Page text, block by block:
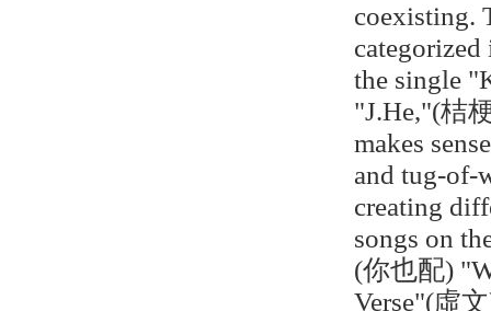
coexisting.
categorized
the single
"J.He,"(桔
makes
and tug-of-
creating
songs on
(你也配)
Verse"(虛